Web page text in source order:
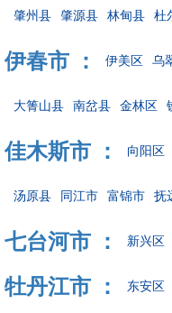
肇州县 肇源县 林甸县 杜
伊春市 ： 伊美区 乌
大箐山县 南岔县 金林区
佳木斯市 ： 向阳区
汤原县 同江市 富锦市 抚
七台河市 ： 新兴区
牡丹江市 ： 东安区